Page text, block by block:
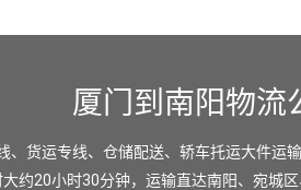
厦门到南阳物流
货运专线、仓储配送、轿车托运大件运
约20小时30分钟，运输直达南阳、 宛城区